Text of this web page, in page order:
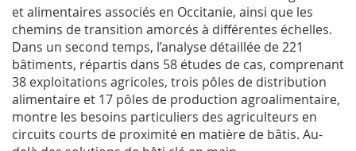
et alimentaires associés en Occitanie, ainsi que les
chemins de transition amorcés à différentes échelles.
Dans un second temps, l’analyse détaillée de 221
bâtiments, répartis dans 58 études de cas, comprenant
38 exploitations agricoles, trois pôles de distribution
alimentaire et 17 pôles de production agroalimentaire,
montre les besoins particuliers des agriculteurs en
circuits courts de proximité en matière de bâtis. Au-